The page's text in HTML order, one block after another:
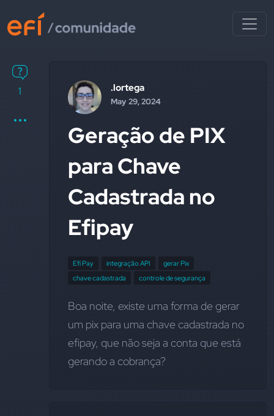
1 .lortega
May 29, 2024
Geração de PIX
para Chave
Cadastrada no
Efipay
Efí Pay integração API
gerar Pix
chave cadastrada
controle de segurança
Boa noite, existe uma forma de gerar
um pix para uma chave cadastrada no
efipay, que não seja a conta que está
gerando a cobrança?